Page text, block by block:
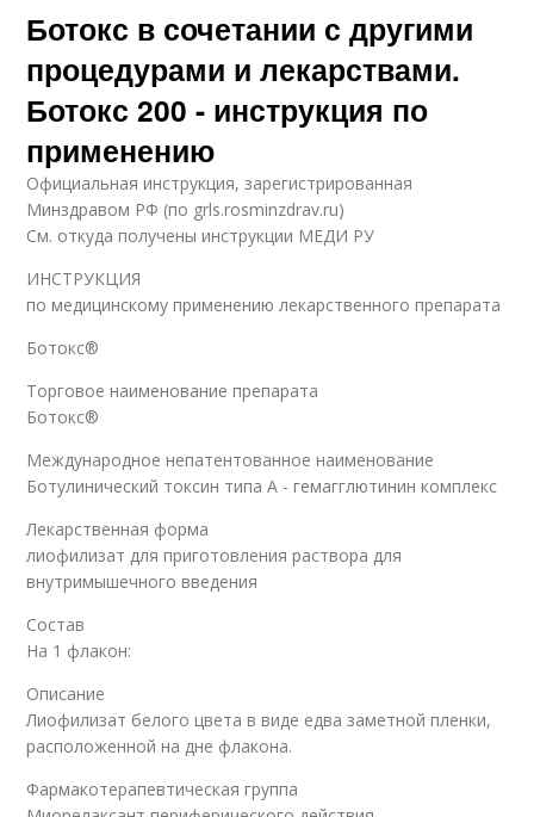
Ботокс в сочетании с другими
процедурами и лекарствами.
Ботокс 200 - инструкция по
применению
Официальная инструкция, зарегистрированная
Минздравом РФ (по grls.rosminzdrav.ru)
См. откуда получены инструкции МЕДИ РУ
ИНСТРУКЦИЯ
по медицинскому применению лекарственного препарата
Ботокс®
Торговое наименование препарата
Ботокс®
Международное непатентованное наименование
Ботулинический токсин типа A - гемагглютинин комплекс
Лекарственная форма
лиофилизат для приготовления раствора для
внутримышечного введения
Состав
На 1 флакон:
Описание
Лиофилизат белого цвета в виде едва заметной пленки,
расположенной на дне флакона.
Фармакотерапевтическая группа